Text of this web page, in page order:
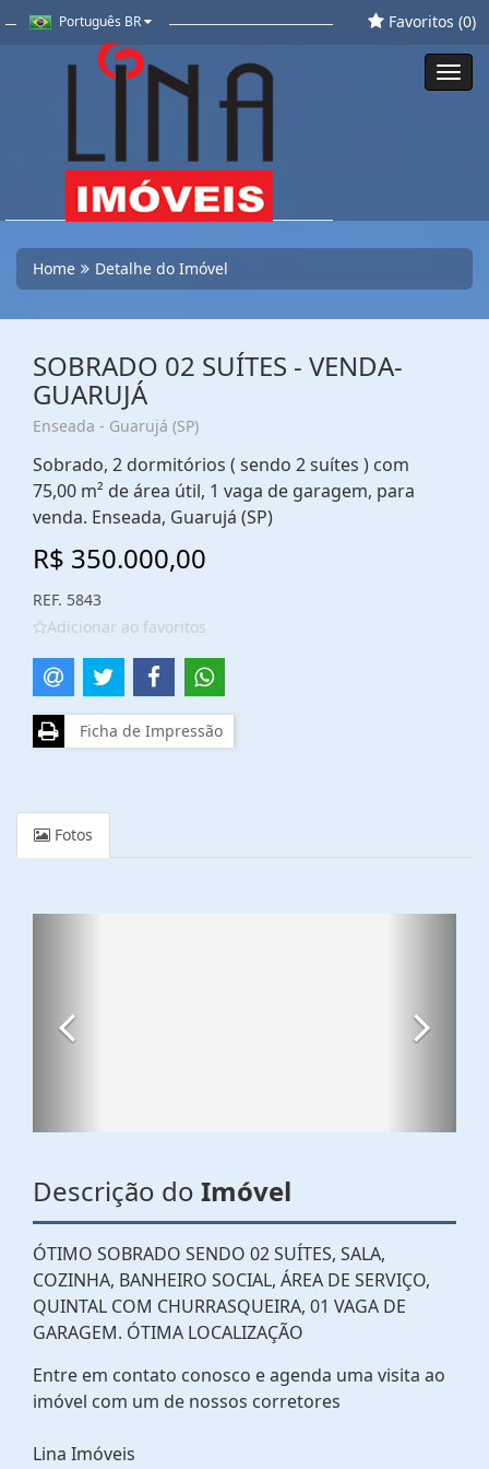
Português BR Favoritos (0)
Home Detalhe do Imóvel
SOBRADO 02 SUÍTES - VENDA-
GUARUJÁ
Enseada - Guarujá (SP)
Sobrado, 2 dormitórios ( sendo 2 suítes ) com
75,00 m² de área útil, 1 vaga de garagem, para
venda. Enseada, Guarujá (SP)
R$ 350.000,00
REF. 5843
Adicionar ao favoritos
Ficha de Impressão
Fotos
Descrição do Imóvel
ÓTIMO SOBRADO SENDO 02 SUÍTES, SALA,
COZINHA, BANHEIRO SOCIAL, ÁREA DE SERVIÇO,
QUINTAL COM CHURRASQUEIRA, 01 VAGA DE
GARAGEM. ÓTIMA LOCALIZAÇÃO
Entre em contato conosco e agenda uma visita ao
imóvel com um de nossos corretores
Lina Imóveis